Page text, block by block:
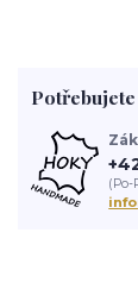
(Po-